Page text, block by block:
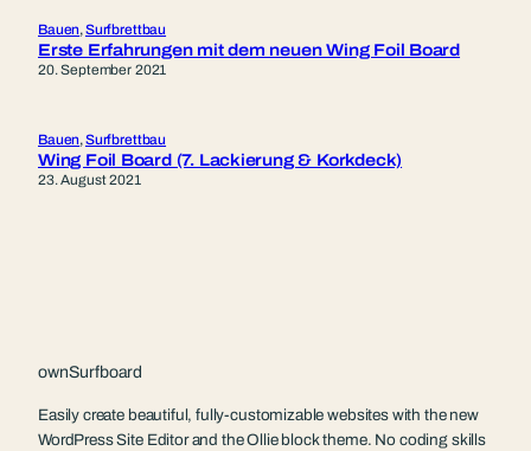
Bauen, Surfbrettbau
Erste Erfahrungen mit dem neuen Wing Foil Board
20. September 2021
Bauen, Surfbrettbau
Wing Foil Board (7. Lackierung & Korkdeck)
23. August 2021
ownSurfboard
Easily create beautiful, fully-customizable websites with the new
WordPress Site Editor and the Ollie block theme. No coding skills